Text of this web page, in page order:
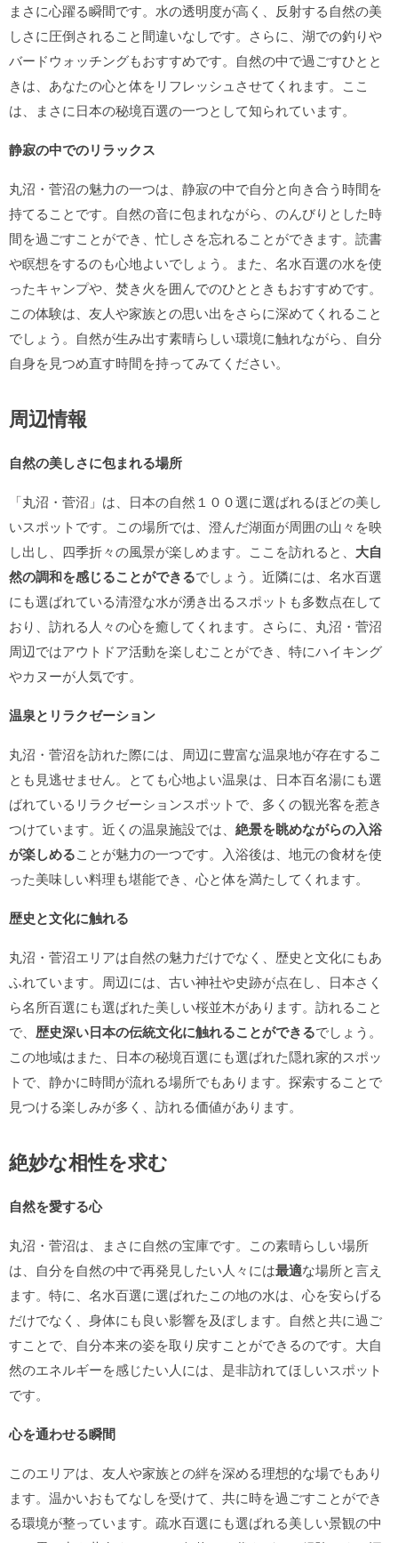
まさに心躍る瞬間です。水の透明度が高く、反射する自然の美
しさに圧倒されること間違いなしです。さらに、湖での釣りや
バードウォッチングもおすすめです。自然の中で過ごすひとと
きは、あなたの心と体をリフレッシュさせてくれます。ここ
は、まさに日本の秘境百選の一つとして知られています。
静寂の中でのリラックス
丸沼・菅沼の魅力の一つは、静寂の中で自分と向き合う時間を
持てることです。自然の音に包まれながら、のんびりとした時
間を過ごすことができ、忙しさを忘れることができます。読書
や瞑想をするのも心地よいでしょう。また、名水百選の水を使
ったキャンプや、焚き火を囲んでのひとときもおすすめです。
この体験は、友人や家族との思い出をさらに深めてくれること
でしょう。自然が生み出す素晴らしい環境に触れながら、自分
自身を見つめ直す時間を持ってみてください。
周辺情報
自然の美しさに包まれる場所
「丸沼・菅沼」は、日本の自然１００選に選ばれるほどの美し
いスポットです。この場所では、澄んだ湖面が周囲の山々を映
し出し、四季折々の風景が楽しめます。ここを訪れると、 大自
然の調和を感じることができるでしょう。近隣には、名水百選
にも選ばれている清澄な水が湧き出るスポットも多数点在して
おり、訪れる人々の心を癒してくれます。さらに、丸沼・菅沼
周辺ではアウトドア活動を楽しむことができ、特にハイキング
やカヌーが人気です。
温泉とリラクゼーション
丸沼・菅沼を訪れた際には、周辺に豊富な温泉地が存在するこ
とも見逃せません。とても心地よい温泉は、日本百名湯にも選
ばれているリラクゼーションスポットで、多くの観光客を惹き
つけています。近くの温泉施設では、 絶景を眺めながらの入浴
が楽しめることが魅力の一つです。入浴後は、地元の食材を使
った美味しい料理も堪能でき、心と体を満たしてくれます。
歴史と文化に触れる
丸沼・菅沼エリアは自然の魅力だけでなく、歴史と文化にもあ
ふれています。周辺には、古い神社や史跡が点在し、日本さく
ら名所百選にも選ばれた美しい桜並木があります。訪れること
で、 歴史深い日本の伝統文化に触れることができるでしょう。
この地域はまた、日本の秘境百選にも選ばれた隠れ家的スポッ
トで、静かに時間が流れる場所でもあります。探索することで
見つける楽しみが多く、訪れる価値があります。
絶妙な相性を求む
自然を愛する心
丸沼・菅沼は、まさに自然の宝庫です。この素晴らしい場所
は、自分を自然の中で再発見したい人々には最適な場所と言え
ます。特に、名水百選に選ばれたこの地の水は、心を安らげる
だけでなく、身体にも良い影響を及ぼします。自然と共に過ご
すことで、自分本来の姿を取り戻すことができるのです。大自
然のエネルギーを感じたい人には、是非訪れてほしいスポット
です。
心を通わせる瞬間
このエリアは、友人や家族との絆を深める理想的な場でもあり
ます。温かいおもてなしを受けて、共に時を過ごすことができ
る環境が整っています。疏水百選にも選ばれる美しい景観の中